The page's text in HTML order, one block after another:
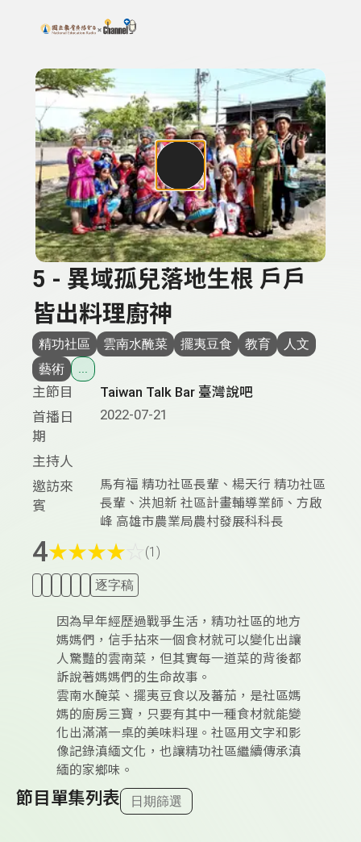
上方功能區塊
搜尋關鍵字：可輸入節目名稱、主持人或關鍵字
5 - 異域孤兒落地生根 戶戶
皆出料理廚神
精功社區 雲南水醃菜 擺夷豆食 教育
人文
藝術
...
主節目
Taiwan Talk Bar 臺灣說吧
首播日
期
2022-07-21
主持人
邀訪來
賓
馬有福 精功社區長輩、楊天行 精功社區
長輩、洪旭新 社區計畫輔導業師、方啟
峰 高雄市農業局農村發展科科長
4★★★★ (1)
逐字稿
因為早年經歷過戰爭生活，精功社區的地方
媽媽們，信手拈來一個食材就可以變化出讓
人驚豔的雲南菜，但其實每一道菜的背後都
訴說著媽媽們的生命故事。
雲南水醃菜、擺夷豆食以及蕃茄，是社區媽
媽的廚房三寶，只要有其中一種食材就能變
化出滿滿一桌的美味料理。社區用文字和影
像記錄滇緬文化，也讓精功社區繼續傳承滇
緬的家鄉味。
節目單集列表 日期篩選